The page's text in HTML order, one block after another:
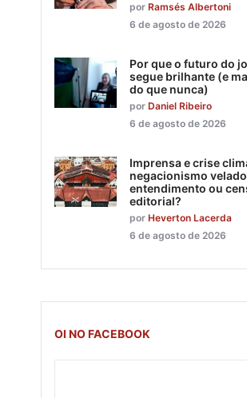
por Ramsés Albertoni
6 de agosto de 2026
Por que o futuro do
segue brilhante (e
do que nunca)
por Daniel Ribeiro
6 de agosto de 2026
Imprensa e crise
negacionismo
entendimento ou
editorial?
por Heverton Lacerda
6 de agosto de 2026
OI NO FACEBOOK